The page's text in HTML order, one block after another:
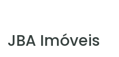
JBA Imóveis